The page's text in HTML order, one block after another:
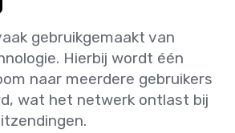
gebruikgemaakt van
Hierbij wordt één
naar meerdere gebruikers
wat het netwerk ontlast bij